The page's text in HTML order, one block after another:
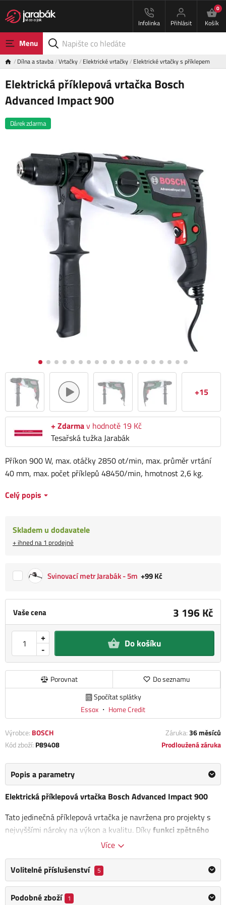
Infolinka Přihlásit
0
Košík
Menu
Dílna a stavba Vrtačky Elektrické vrtačky Elektrické vrtačky s příklepem
Elektrická příklepová vrtačka Bosch
Advanced Impact 900
Dárek zdarma
+15
+ Zdarmav hodnotě 19 Kč
Tesařská tužka Jarabák
Vaše cena 3 196 Kč
-
+ Do košíku
Porovnat
Do seznamu
Spočítat splátky
Essox ・ Home Credit
Příkon 900 W, max. otáčky 2850 ot/min, max. průměr vrtání
40 mm, max. počet příklepů 48450/min, hmotnost 2,6 kg.
Celý popis
Skladem u dodavatele
+ ihned na 1 prodejně
Svinovací metr Jarabák - 5m +99 Kč
Výrobce: BOSCH Záruka:36 měsíců
Kód zboží: P89408 Prodloužená záruka
Popis a parametry
Elektrická příklepová vrtačka Bosch Advanced Impact 900
Tato jedinečná příklepová vrtačka je navržena pro projekty s
nejvyššími nároky na výkon a kvalitu. Díky funkci zpětného
rázu KickBack Control je zajištěna maximální bezpečnost
výkon pro širokou škálu použití. Předvolba otáček a konstantní
rychlost Bosch zajistí efektivní vrtání bez zbytečné námahy.
Tato vrtačka umožňuje vrtání do zdiva až do průměru 18 mm a
Více
Volitelné příslušenství 5
Podobné zboží 1